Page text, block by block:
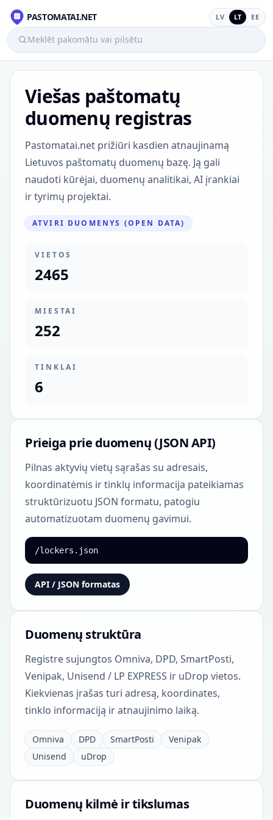
PASTOMATAI.NET LV LT EE
Meklēt pakomātu vai pilsētu
Viešas paštomatų
duomenų registras
Pastomatai.net prižiūri kasdien atnaujinamą
Lietuvos paštomatų duomenų bazę. Ją gali
naudoti kūrėjai, duomenų analitikai, AI įrankiai
ir tyrimų projektai.
ATVIRI DUOMENYS (OPEN DATA)
VIETOS
2465
MIESTAI
252
TINKLAI
6
Prieiga prie duomenų (JSON API)
Pilnas aktyvių vietų sąrašas su adresais,
koordinatėmis ir tinklų informacija pateikiamas
struktūrizuotu JSON formatu, patogiu
automatizuotam duomenų gavimui.
/lockers.json
API / JSON formatas
Duomenų struktūra
Registre sujungtos Omniva, DPD, SmartPosti,
Venipak, Unisend / LP EXPRESS ir uDrop vietos.
Kiekvienas įrašas turi adresą, koordinates,
tinklo informaciją ir atnaujinimo laiką.
Omniva DPD SmartPosti
Venipak
Unisend
uDrop
Duomenų kilmė ir tikslumas